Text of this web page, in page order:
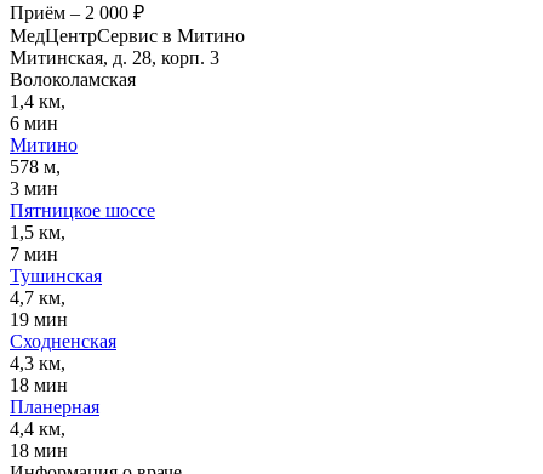
Приём – 2 000 ₽
МедЦентрСервис в Митино
Митинская, д. 28, корп. 3
Волоколамская
1,4 км,
6 мин
Митино
578 м,
3 мин
Пятницкое шоссе
1,5 км,
7 мин
Тушинская
4,7 км,
19 мин
Сходненская
4,3 км,
18 мин
Планерная
4,4 км,
18 мин